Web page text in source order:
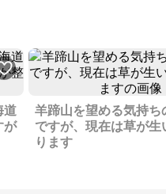
道
が
羊蹄山を望める気持ち
ですが、現在は草が生
ります